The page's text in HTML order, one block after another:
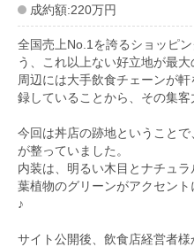
成約額:220万円
全国売上No.1を誇るショッピ
う、これ以上ない好立地が最大
周辺には大手飲食チェーンが
録していることから、その集客
今回は丼店の跡地ということ
が整っていました。
内装は、明るい木目とナチュ
葉植物のグリーンがアクセン
♪
サイト公開後、飲食店経営者